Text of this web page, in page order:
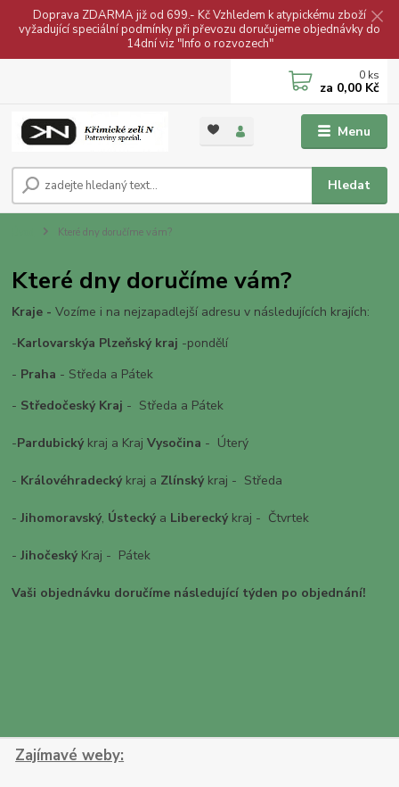
Doprava ZDARMA již od 699.- Kč Vzhledem k atypickému zboží
vyžadující speciální podmínky při převozu doručujeme objednávky do
14dní viz "Info o rozvozech"
Menu
Hledat
0 ks
za 0,00 Kč
Které dny doručíme vám?
Které dny doručíme vám?
Kraje - Vozíme i na nejzapadlejší adresu v následujících krajích:
-Karlovarskýa Plzeňský kraj -pondělí
- Praha - Středa a Pátek
- Středočeský Kraj - Středa a Pátek
-Pardubickýkraj a KrajVysočina - Úterý
- Královéhradecký kraj a Zlínskýkraj - Středa
-Jihomoravský, Ústeckýa Libereckýkraj - Čtvrtek
-JihočeskýKraj - Pátek
Vaši objednávku doručíme následující týden po objednání!
Zajímavé weby: